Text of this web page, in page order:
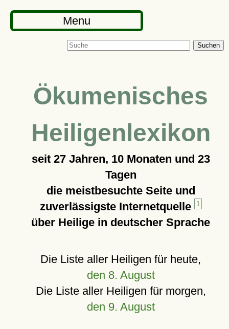
Menu
Suchen
Ökumenisches
Heiligenlexikon
seit 27 Jahren, 10 Monaten und 23
Tagen
die meistbesuchte Seite und
zuverlässigste Internetquelle
1
über Heilige in deutscher Sprache
Die Liste aller Heiligen für heute,
den 8. August
Die Liste aller Heiligen für morgen,
den 9. August